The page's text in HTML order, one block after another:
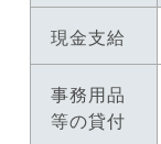
現金支給
事務用品
等の貸付